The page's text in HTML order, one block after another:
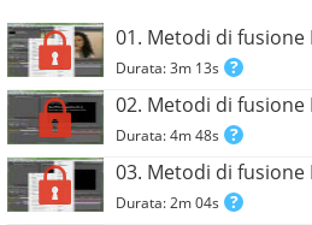
01. Metodi di fusione I
Durata: 3m 13s
02. Metodi di fusione
Durata: 4m 48s
03. Metodi di fusione
Durata: 2m 04s